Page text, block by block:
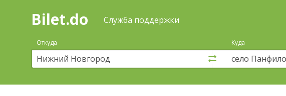
Поиск
покупка
билетов
автобус
онлайн
Bilet.do Служба поддержки
Откуда Куда